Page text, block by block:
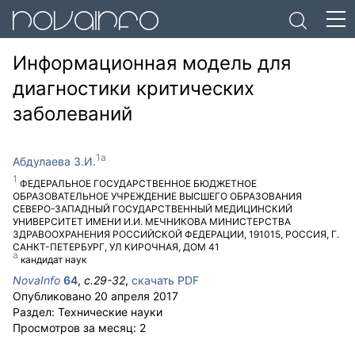
Информационная модель для
диагностики критических
заболеваний
Абдулаева З.И.
ФЕДЕРАЛЬНОЕ ГОСУДАРСТВЕННОЕ БЮДЖЕТНОЕ
ОБРАЗОВАТЕЛЬНОЕ УЧРЕЖДЕНИЕ ВЫСШЕГО ОБРАЗОВАНИЯ
СЕВЕРО-ЗАПАДНЫЙ ГОСУДАРСТВЕННЫЙ МЕДИЦИНСКИЙ
УНИВЕРСИТЕТ ИМЕНИ И.И. МЕЧНИКОВА МИНИСТЕРСТВА
ЗДРАВООХРАНЕНИЯ РОССИЙСКОЙ ФЕДЕРАЦИИ, 191015, РОССИЯ, Г.
САНКТ-ПЕТЕРБУРГ, УЛ КИРОЧНАЯ, ДОМ 41
кандидат наук
NovaInfo 64, с.29-32, скачать PDF
Опубликовано 20 апреля 2017
Раздел: Технические науки
Просмотров за месяц: 2